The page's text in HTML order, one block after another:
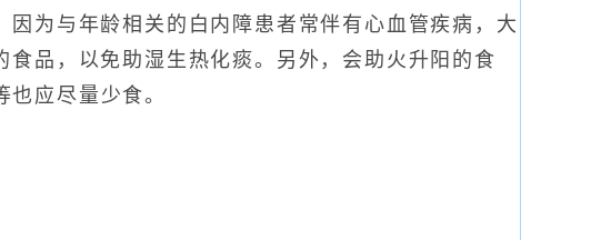
为与年龄相关的白内障患者常伴有心血管疾病，大
品，以免助湿生热化痰。另外，会助火升阳的食
也应尽量少食。